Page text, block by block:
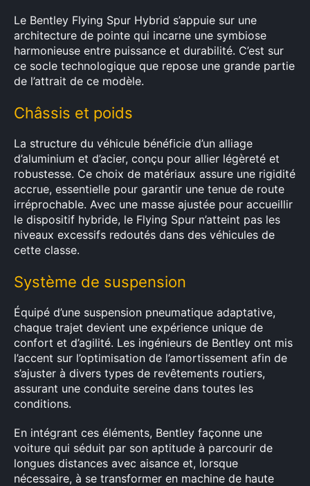
Le Bentley Flying Spur Hybrid s’appuie sur une
architecture de pointe qui incarne une symbiose
harmonieuse entre puissance et durabilité. C’est sur
ce socle technologique que repose une grande partie
de l’attrait de ce modèle.
Châssis et poids
La structure du véhicule bénéficie d’un alliage
d’aluminium et d’acier, conçu pour allier légèreté et
robustesse. Ce choix de matériaux assure une rigidité
accrue, essentielle pour garantir une tenue de route
irréprochable. Avec une masse ajustée pour accueillir
le dispositif hybride, le Flying Spur n’atteint pas les
niveaux excessifs redoutés dans des véhicules de
cette classe.
Système de suspension
Équipé d’une suspension pneumatique adaptative,
chaque trajet devient une expérience unique de
confort et d’agilité. Les ingénieurs de Bentley ont mis
l’accent sur l’optimisation de l’amortissement afin de
s’ajuster à divers types de revêtements routiers,
assurant une conduite sereine dans toutes les
conditions.
En intégrant ces éléments, Bentley façonne une
voiture qui séduit par son aptitude à parcourir de
longues distances avec aisance et, lorsque
nécessaire, à se transformer en machine de haute